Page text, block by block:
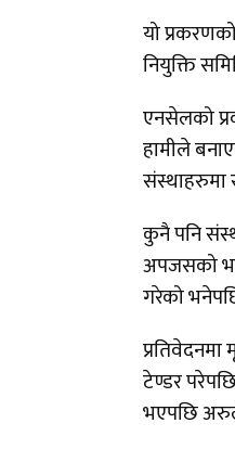
यो
नियुक्ति
एनसेलको
हामीले
संस्थाहरुमा
कुनै पनि
अपजसको
गरेको
टेण्डर
भएपछि